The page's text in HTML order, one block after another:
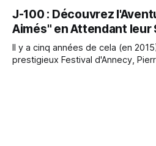
projet atypique. Il aura fallu 5 ans pour assembler tous les
morceaux et créer le bel univers
J-100 : Découvrez
Aimés" en Attendant leur
Il y a cinq années de cela (en
prestigieux Festival d'Annecy,